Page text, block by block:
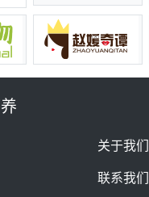
关于我们
联系我们